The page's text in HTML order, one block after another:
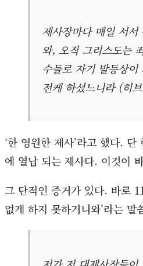
제사장마다 매일 서
와, 오직 그리스도는
수들로 자기 발등상
전케 하셨느니라 (히
‘한 영원한 제사’라고 했다.
에 열납 되는 제사다. 이것이
그 단적인 증거가 있다. 바로
없게 하지 못하거니와’라는